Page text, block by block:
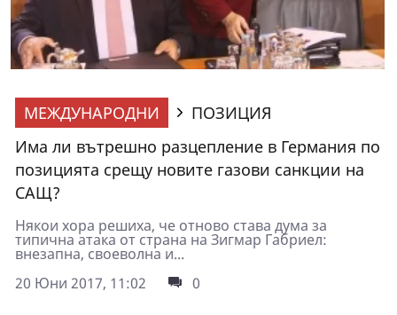
МЕЖДУНАРОДНИ
ПОЗИЦИЯ
Има ли вътрешно разцепление в Германия по
позицията срещу новите газови санкции на
САЩ?
Някои хора решиха, че отново става дума за
типична атака от страна на Зигмар Габриел:
внезапна, своеволна и...
20 Юни 2017, 11:02
0